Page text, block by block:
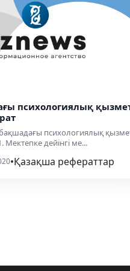
психологиялық
психологиялық
Мектепке дейінгі ме...
•Қазақша рефераттар